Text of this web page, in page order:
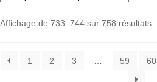
Affichage de 733–744 sur 758 résultats
1 2 3 59 60